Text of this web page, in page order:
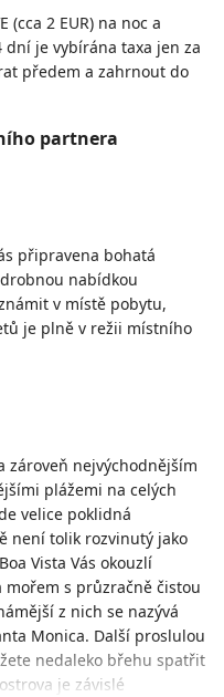
(cca 2 EUR) na noc a
je vybírána taxa jen za
předem a zahrnout do
partnera
připravena bohatá
nabídkou
v místě pobytu,
je plně v režii místního
zároveň nejvýchodnějším
plážemi na celých
velice poklidná
není tolik rozvinutý jako
Vista Vás okouzlí
s průzračně čistou
z nich se nazývá
Monica. Další proslulou
nedaleko břehu spatřit
je závislé